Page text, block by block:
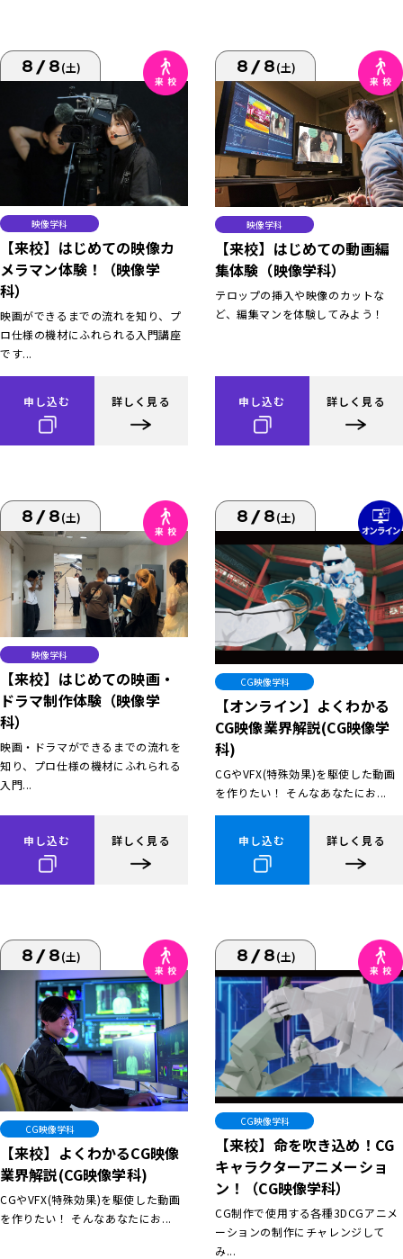
8/8(土)
映像学科
【来校】はじめての映像カ
メラマン体験！（映像学
科）
映画ができるまでの流れを知り、プ
ロ仕様の機材にふれられる入門講座
です...
申し込む 詳しく見る
8/8(土)
映像学科
【来校】はじめての動画編
集体験（映像学科）
テロップの挿入や映像のカットな
ど、編集マンを体験してみよう！
申し込む 詳しく見る
8/8(土)
映像学科
【来校】はじめての映画・
ドラマ制作体験（映像学
科）
映画・ドラマができるまでの流れを
知り、プロ仕様の機材にふれられる
入門...
申し込む 詳しく見る
8/8(土)
CG映像学科
【オンライン】よくわかる
CG映像業界解説(CG映像学
科)
CGやVFX(特殊効果)を駆使した動画
を作りたい！ そんなあなたにお...
申し込む 詳しく見る
8/8(土)
CG映像学科
【来校】よくわかるCG映像
業界解説(CG映像学科)
CGやVFX(特殊効果)を駆使した動画
を作りたい！ そんなあなたにお...
8/8(土)
CG映像学科
【来校】命を吹き込め！CG
キャラクターアニメーショ
ン！（CG映像学科）
CG制作で使用する各種3DCGアニメ
ーションの制作にチャレンジして
み...